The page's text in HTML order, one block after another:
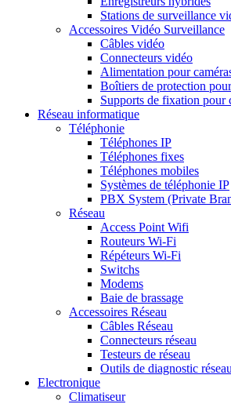
Stations de surveillance
Accessoires Vidéo Surveillance
Câbles vidéo
Connecteurs vidéo
Alimentation pour
Boîtiers de protection
Supports de fixation pour
Réseau informatique
Téléphonie
Téléphones IP
Téléphones fixes
Téléphones mobiles
Systèmes de téléphonie IP
PBX System (Private
Réseau
Access Point Wifi
Routeurs Wi-Fi
Répéteurs Wi-Fi
Switchs
Modems
Baie de brassage
Accessoires Réseau
Câbles Réseau
Connecteurs réseau
Testeurs de réseau
Outils de diagnostic réseau
Electronique
Climatiseur